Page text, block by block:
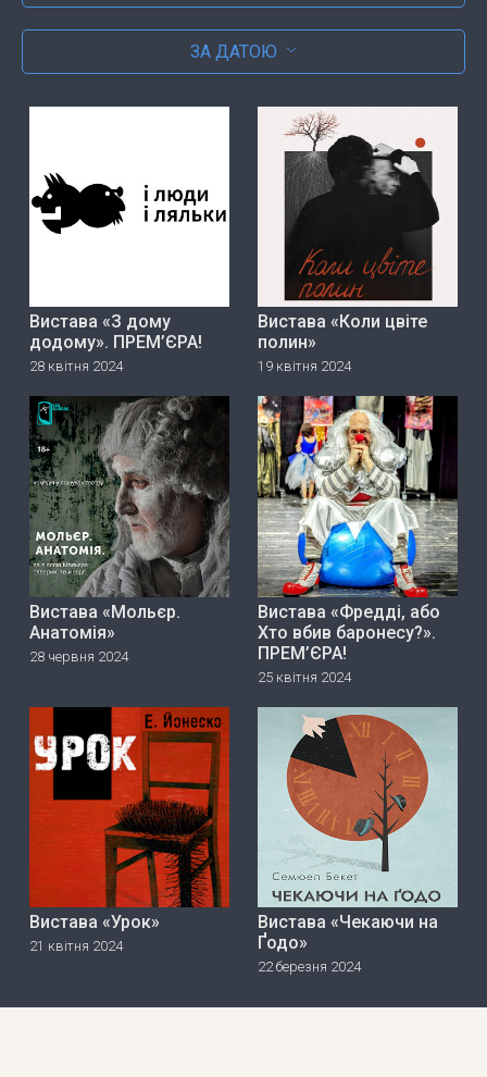
ЗА ДАТОЮ
Вистава «З дому
додому». ПРЕМ’ЄРА!
28 квітня 2024
Вистава «Коли цвіте
полин»
19 квітня 2024
Вистава «Мольєр.
Анатомія»
28 червня 2024
Вистава «Фредді, або
Хто вбив баронесу?».
ПРЕМ’ЄРА!
25 квітня 2024
Вистава «Урок»
21 квітня 2024
Вистава «Чекаючи на
Ґодо»
22 березня 2024